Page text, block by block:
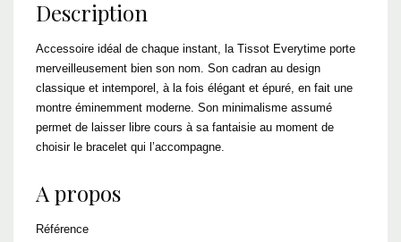
Description
Accessoire idéal de chaque instant, la Tissot Everytime porte
merveilleusement bien son nom. Son cadran au design
classique et intemporel, à la fois élégant et épuré, en fait une
montre éminemment moderne. Son minimalisme assumé
permet de laisser libre cours à sa fantaisie au moment de
choisir le bracelet qui l’accompagne.
A propos
Référence